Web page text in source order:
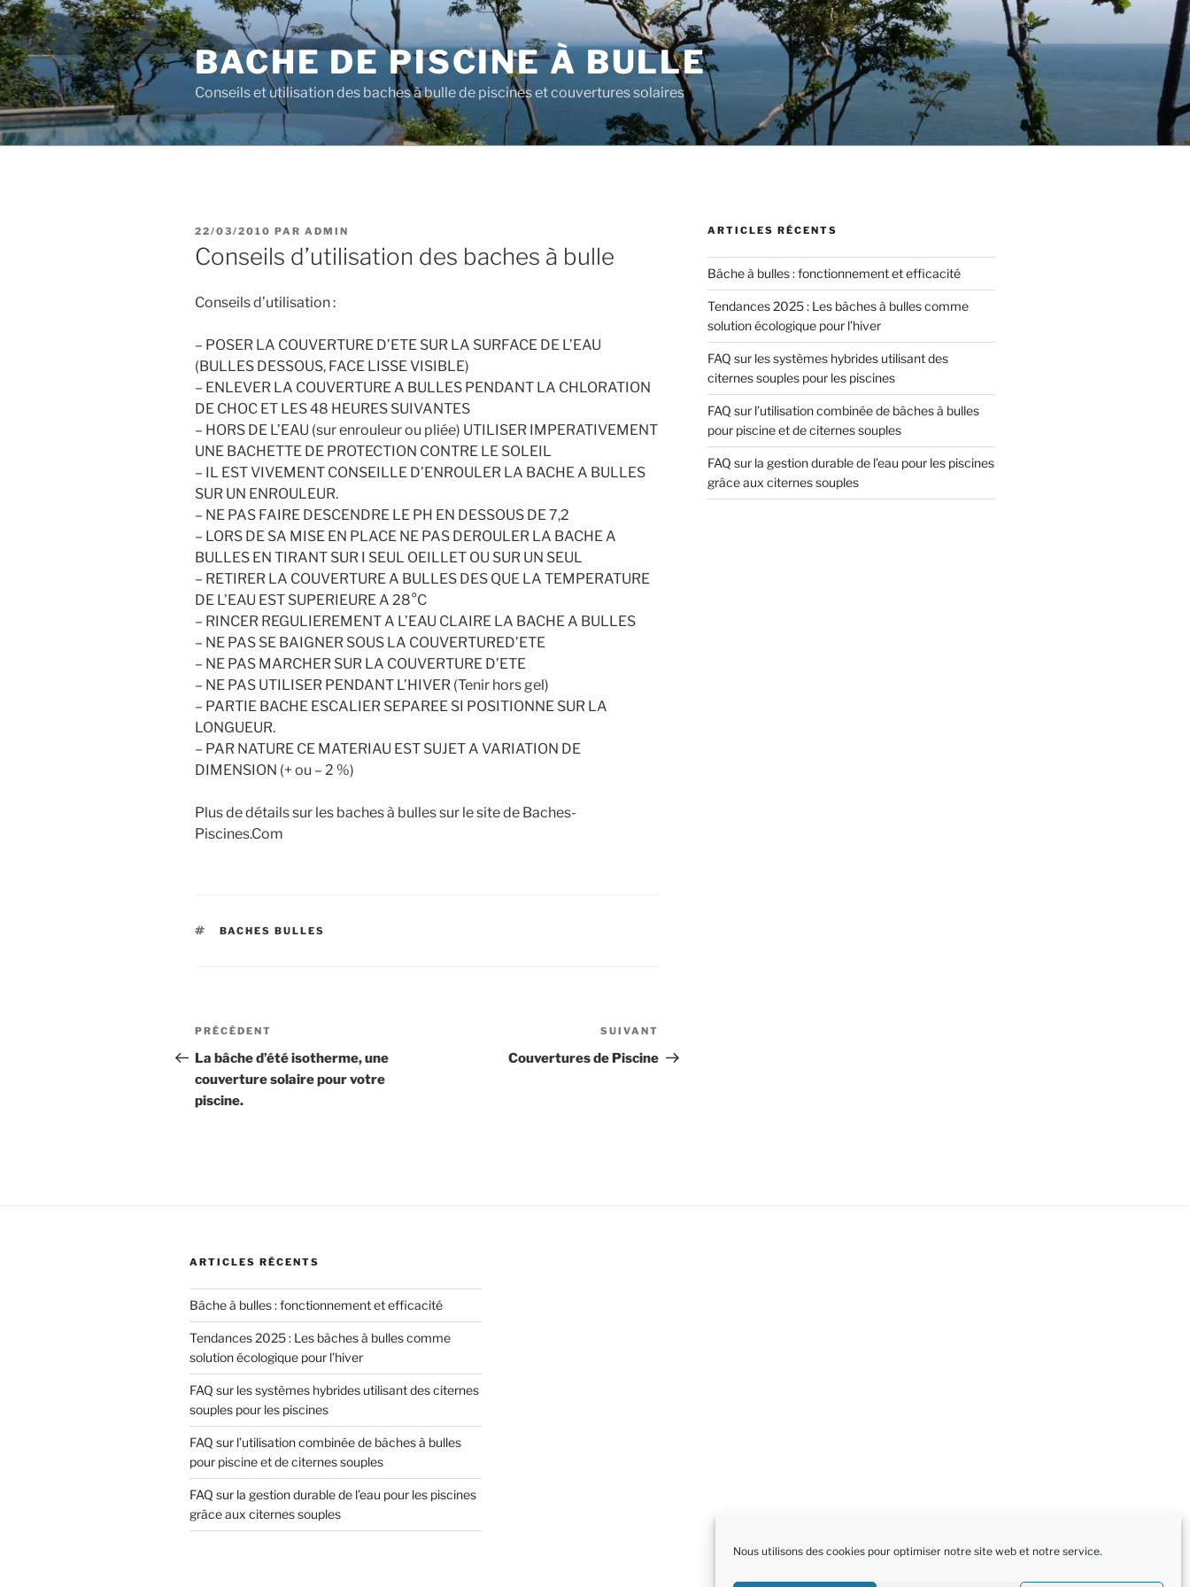
Nous utilisons des cookies pour optimiser notre site web et notre service.
Aller
au
contenu
principal
BACHE DE PISCINE À BULLE
Conseils et utilisation des baches à bulle de piscines et couvertures solaires
PUBLIÉ
LE
22/03/2010 PAR ADMIN
Conseils d’utilisation des baches à bulle
Conseils d’utilisation :
– POSER LA COUVERTURE D’ETE SUR LA SURFACE DE L’EAU
(BULLES DESSOUS, FACE LISSE VISIBLE)
– ENLEVER LA COUVERTURE A BULLES PENDANT LA CHLORATION
DE CHOC ET LES 48 HEURES SUIVANTES
– HORS DE L’EAU (sur enrouleur ou pliée) UTILISER IMPERATIVEMENT
UNE BACHETTE DE PROTECTION CONTRE LE SOLEIL
– IL EST VIVEMENT CONSEILLE D’ENROULER LA BACHE A BULLES
SUR UN ENROULEUR.
– NE PAS FAIRE DESCENDRE LE PH EN DESSOUS DE 7,2
– LORS DE SA MISE EN PLACE NE PAS DEROULER LA BACHE A
BULLES EN TIRANT SUR I SEUL OEILLET OU SUR UN SEUL
– RETIRER LA COUVERTURE A BULLES DES QUE LA TEMPERATURE
DE L’EAU EST SUPERIEURE A 28°C
– RINCER REGULIEREMENT A L’EAU CLAIRE LA BACHE A BULLES
– NE PAS SE BAIGNER SOUS LA COUVERTURED’ETE
– NE PAS MARCHER SUR LA COUVERTURE D’ETE
– NE PAS UTILISER PENDANT L’HIVER (Tenir hors gel)
– PARTIE BACHE ESCALIER SEPAREE SI POSITIONNE SUR LA
LONGUEUR.
– PAR NATURE CE MATERIAU EST SUJET A VARIATION DE
DIMENSION (+ ou – 2 %)
Plus de détails sur les baches à bulles sur le site de Baches-
Piscines.Com
ÉTIQUETTES
BACHES BULLES
Navigation
de
l’article
Article
précédent
PRÉCÉDENT
La bâche d’été isotherme, une
couverture solaire pour votre
piscine.
suivant
SUIVANT
Couvertures de Piscine
ARTICLES RÉCENTS
Bâche à bulles : fonctionnement et efficacité
Tendances 2025 : Les bâches à bulles comme
solution écologique pour l’hiver
FAQ sur les systèmes hybrides utilisant des
citernes souples pour les piscines
FAQ sur l’utilisation combinée de bâches à bulles
pour piscine et de citernes souples
FAQ sur la gestion durable de l’eau pour les piscines
grâce aux citernes souples
ARTICLES RÉCENTS
Bâche à bulles : fonctionnement et efficacité
Tendances 2025 : Les bâches à bulles comme
solution écologique pour l’hiver
FAQ sur les systèmes hybrides utilisant des citernes
souples pour les piscines
FAQ sur l’utilisation combinée de bâches à bulles
pour piscine et de citernes souples
FAQ sur la gestion durable de l’eau pour les piscines
grâce aux citernes souples